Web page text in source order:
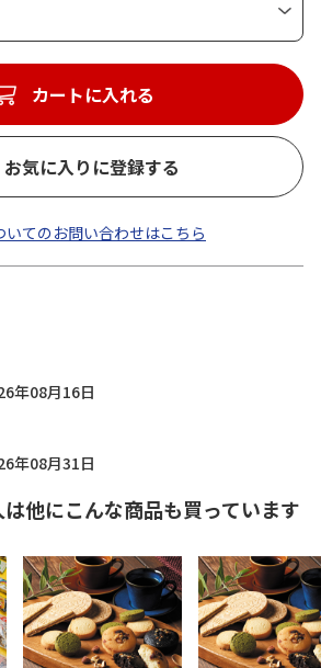
カートに入れる
お気に入りに登録する
いてのお問い合わせはこちら
年08月16日
年08月31日
他にこんな商品も買っています